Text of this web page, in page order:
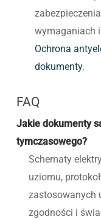
wymaganiach
Ochrona
dokumenty.
FAQ
Jakie dokumenty
tymczasowego?
Schematy
uziomu,
zastosowanych
zgodności i